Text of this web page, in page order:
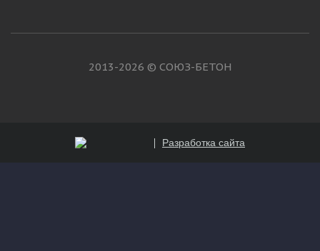
2013-2026 © СОЮЗ-БЕТОН
Разработка сайта